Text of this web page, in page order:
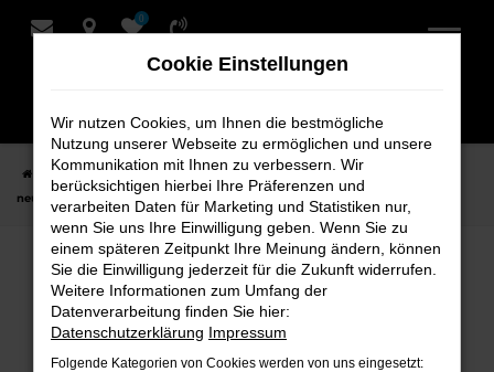
Zum
0
Startseite Verkauf Aktionen für Neu- und Gebrauchtwagen
neue ID. 3 Neo
Der neue ID. 3 Neo
Ab sofort bestellbar
Cookie Einstellungen
Wir nutzen Cookies, um Ihnen die bestmögliche
Nutzung unserer Webseite zu ermöglichen und unsere
Kommunikation mit Ihnen zu verbessern. Wir
berücksichtigen hierbei Ihre Präferenzen und
verarbeiten Daten für Marketing und Statistiken nur,
wenn Sie uns Ihre Einwilligung geben. Wenn Sie zu
einem späteren Zeitpunkt Ihre Meinung ändern, können
Sie die Einwilligung jederzeit für die Zukunft widerrufen.
Weitere Informationen zum Umfang der
Datenverarbeitung finden Sie hier:
Datenschutzerklärung Impressum
Folgende Kategorien von Cookies werden von uns eingesetzt: